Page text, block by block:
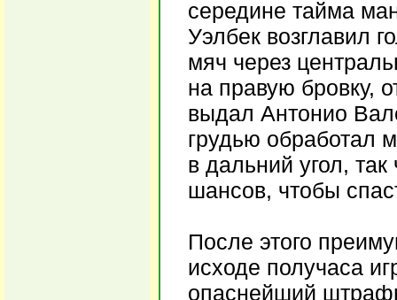
середине тайма
Уэлбек возглавил
мяч через
на правую бровку,
выдал Антонио
грудью обработал
в дальний угол,
шансов, чтобы
После этого
исходе получаса
опаснейший